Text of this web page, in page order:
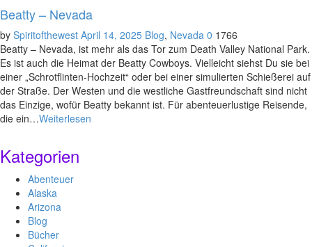
Beatty – Nevada
by Spiritofthewest April 14, 2025 Blog, Nevada 0 1766
Beatty – Nevada, ist mehr als das Tor zum Death Valley National Park.
Es ist auch die Heimat der Beatty Cowboys. Vielleicht siehst Du sie bei
einer „Schrotflinten-Hochzeit“ oder bei einer simulierten Schießerei auf
der Straße. Der Westen und die westliche Gastfreundschaft sind nicht
das Einzige, wofür Beatty bekannt ist. Für abenteuerlustige Reisende,
die ein…Weiterlesen
Kategorien
Abenteuer
Alaska
Arizona
Blog
Bücher